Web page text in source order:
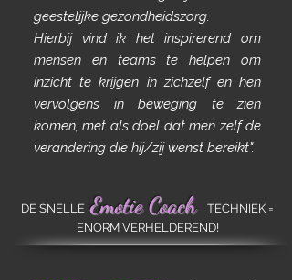
geestelijke gezondheidszorg.
Hierbij vind ik het inspirerend om
mensen en teams te helpen om
inzicht te krijgen in zichzelf en hen
vervolgens in beweging te zien
komen, met als doel dat men zelf de
verandering die hij/zij wenst bereikt".
DE SNELLE Emotie Coach
TECHNIEK =
ENORM VERHELDEREND!